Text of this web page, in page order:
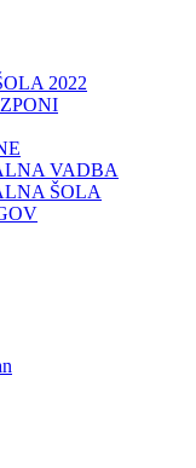
2022
VADBA
ŠOLA